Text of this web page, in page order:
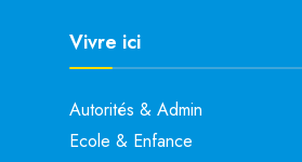
Vivre ici
Autorités & Admin
Ecole & Enfance